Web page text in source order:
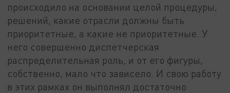
происходило на основании целой процедуры,
решений, какие отрасли должны быть
приоритетные, а какие не приоритетные. У
него совершенно диспетчерская
распределительная роль, и от его фигуры,
собственно, мало что зависело. И свою работу
в этих рамках он выполнял достаточно